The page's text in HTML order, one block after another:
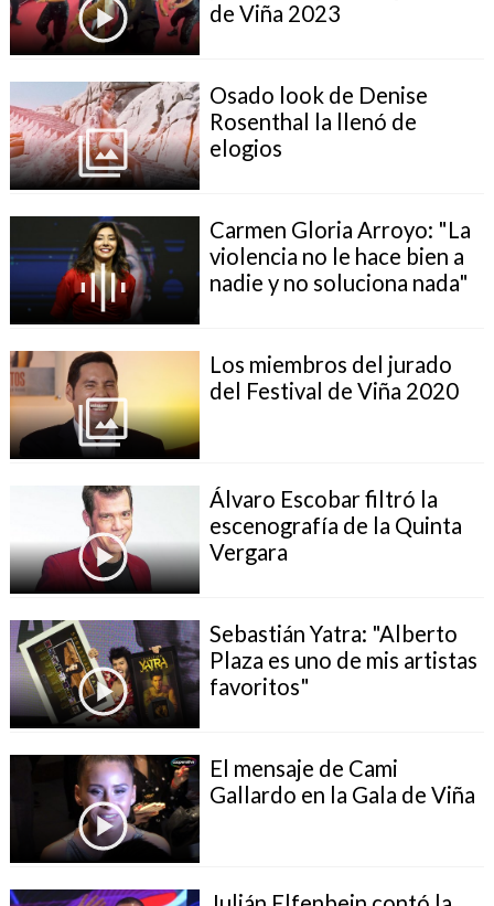
de Viña 2023
Osado look de Denise
Rosenthal la llenó de
elogios
Carmen Gloria Arroyo: "La
violencia no le hace bien a
nadie y no soluciona nada"
Los miembros del jurado
del Festival de Viña 2020
Álvaro Escobar filtró la
escenografía de la Quinta
Vergara
Sebastián Yatra: "Alberto
Plaza es uno de mis artistas
favoritos"
El mensaje de Cami
Gallardo en la Gala de Viña